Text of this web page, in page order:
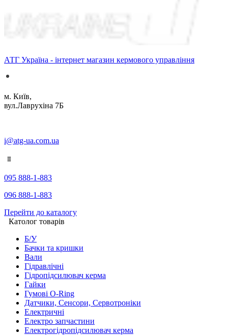
АТГ Україна - інтернет магазин кермового управління
м. Київ,
вул.Лаврухіна 7Б
i@atg-ua.com.ua
095 888-1-883
096 888-1-883
Перейти до каталогу
Католог товарів
Б/У
Бачки та кришки
Вали
Гідравлічні
Гідропідсилювач керма
Гайки
Гумові O-Ring
Датчики, Сенсори, Сервотроніки
Електричні
Електро запчастини
Електрогідропідсилювач керма